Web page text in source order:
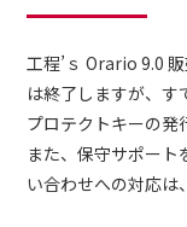
工程’ｓ Orario 9.0
は終了しますが、す
プロテクトキーの発
また、保守サポー
い合わせへの対応は